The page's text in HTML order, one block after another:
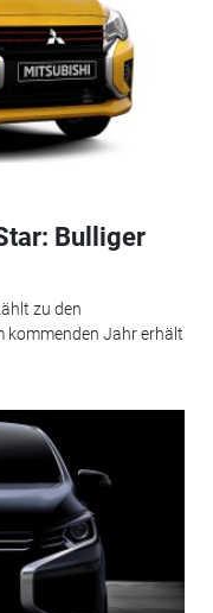
Bulliger
zu den
kommenden Jahr erhält